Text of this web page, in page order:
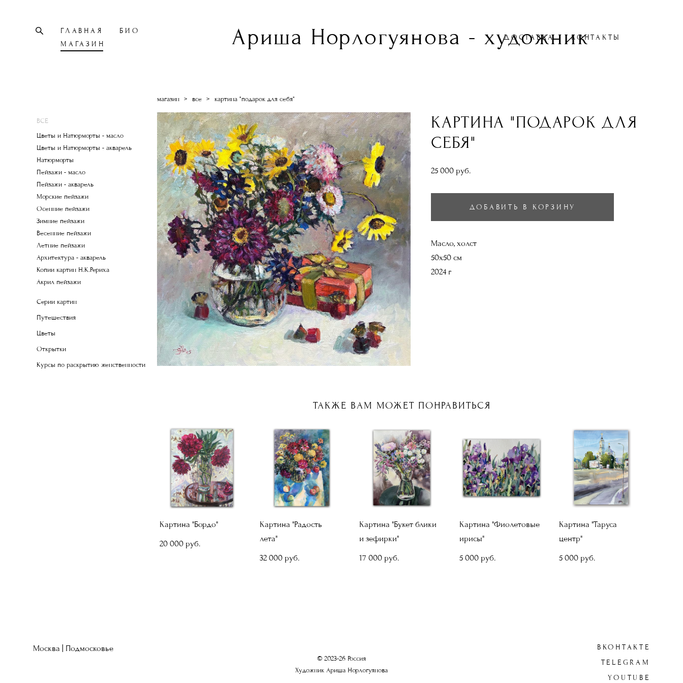
ГЛАВНАЯ
БИО
МАГАЗИН
Ариша Норлогуянова - художник
ДОСТАВКА КОНТАКТЫ
ВСЕ
Цветы и Натюрморты - масло
Цветы и Натюрморты - акварель
Натюрморты
Пейзажи - масло
Пейзажи - акварель
Морские пейзажи
Осенние пейзажи
Зимние пейзажи
Весенние пейзажи
Летние пейзажи
Архитектура - акварель
Копии картин Н.К.Рериха
Акрил пейзажи
Серии картин
Путешествия
Цветы
Открытки
Курсы по раскрытию женственности
магазин > все > картина "подарок для себя"
КАРТИНА "ПОДАРОК ДЛЯ
СЕБЯ"
25 000 pуб.
ДОБАВИТЬ В КОРЗИНУ
Масло, холст
50х50 см
2024 г
ТАКЖЕ ВАМ МОЖЕТ ПОНРАВИТЬСЯ
Картина "Бордо"
20 000 pуб.
Картина "Радость
лета"
32 000 pуб.
Картина "Букет блики
и зефирки"
17 000 pуб.
Картина "Фиолетовые
ирисы"
5 000 pуб.
Картина "Таруса
центр"
5 000 pуб.
Москва | Подмосковье
© 2023-26 Россия
Художник Ариша Норлогуянова
ВКОНТАКТЕ
TELEGRAM
YOUTUBE